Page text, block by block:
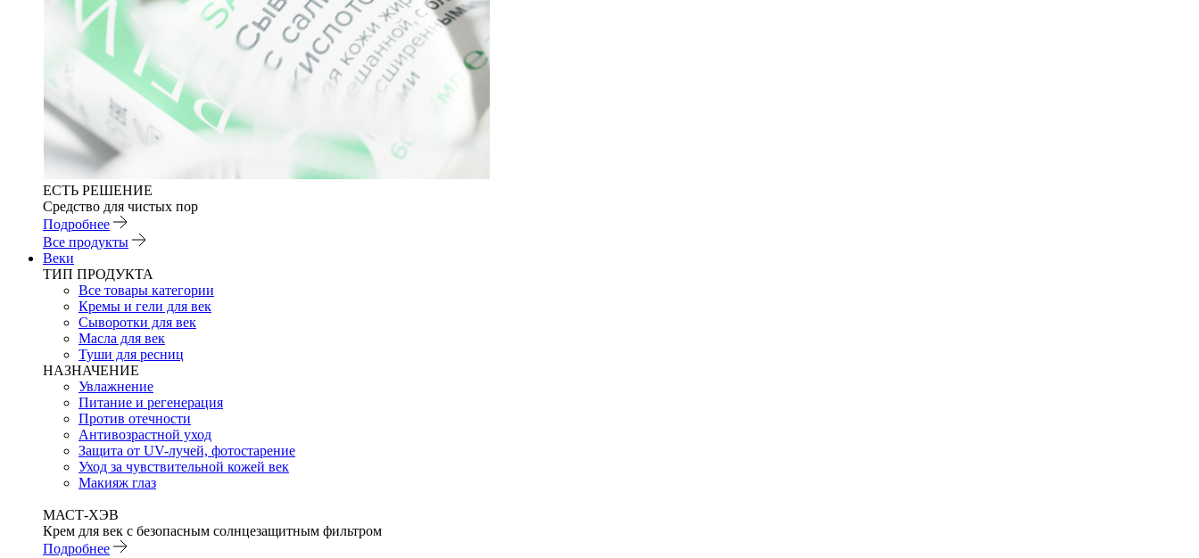
ЕСТЬ РЕШЕНИЕ
Средство для чистых пор
Подробнее
Все продукты
Веки
ТИП ПРОДУКТА
Все товары категории
Кремы и гели для век
Сыворотки для век
Масла для век
Туши для ресниц
НАЗНАЧЕНИЕ
Увлажнение
Питание и регенерация
Против отечности
Антивозрастной уход
Защита от UV-лучей, фотостарение
Уход за чувствительной кожей век
Макияж глаз
МАСТ-ХЭВ
Крем для век с безопасным солнцезащитным фильтром
Подробнее